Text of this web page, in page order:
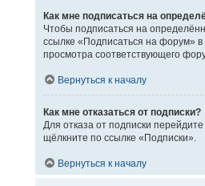
Как мне подписаться на
Чтобы подписаться на
ссылке «Подписаться на форум»
просмотра соответствующего
Вернуться к началу
Как мне отказаться от подписки?
Для отказа от подписки
щёлкните по ссылке «Подписки».
Вернуться к началу